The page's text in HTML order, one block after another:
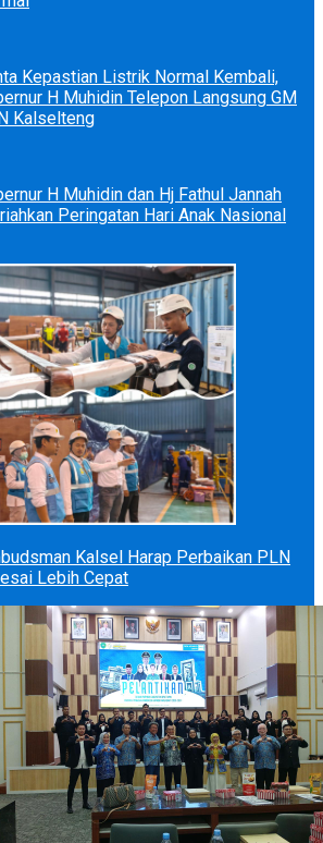
Kepastian Listrik Normal Kembali,
H Muhidin Telepon Langsung GM
Kalselteng
H Muhidin dan Hj Fathul Jannah
Peringatan Hari Anak Nasional
Kalsel Harap Perbaikan PLN
Lebih Cepat